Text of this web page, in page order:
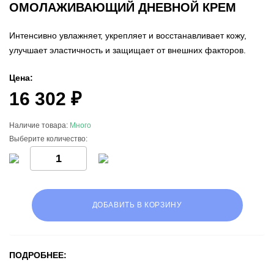
ОМОЛАЖИВАЮЩИЙ ДНЕВНОЙ КРЕМ
Интенсивно увлажняет, укрепляет и восстанавливает кожу,
улучшает эластичность и защищает от внешних факторов.
Цена:
16 302 ₽
Наличие товара: Много
Выберите количество:
ДОБАВИТЬ В КОРЗИНУ
ПОДРОБНЕЕ: